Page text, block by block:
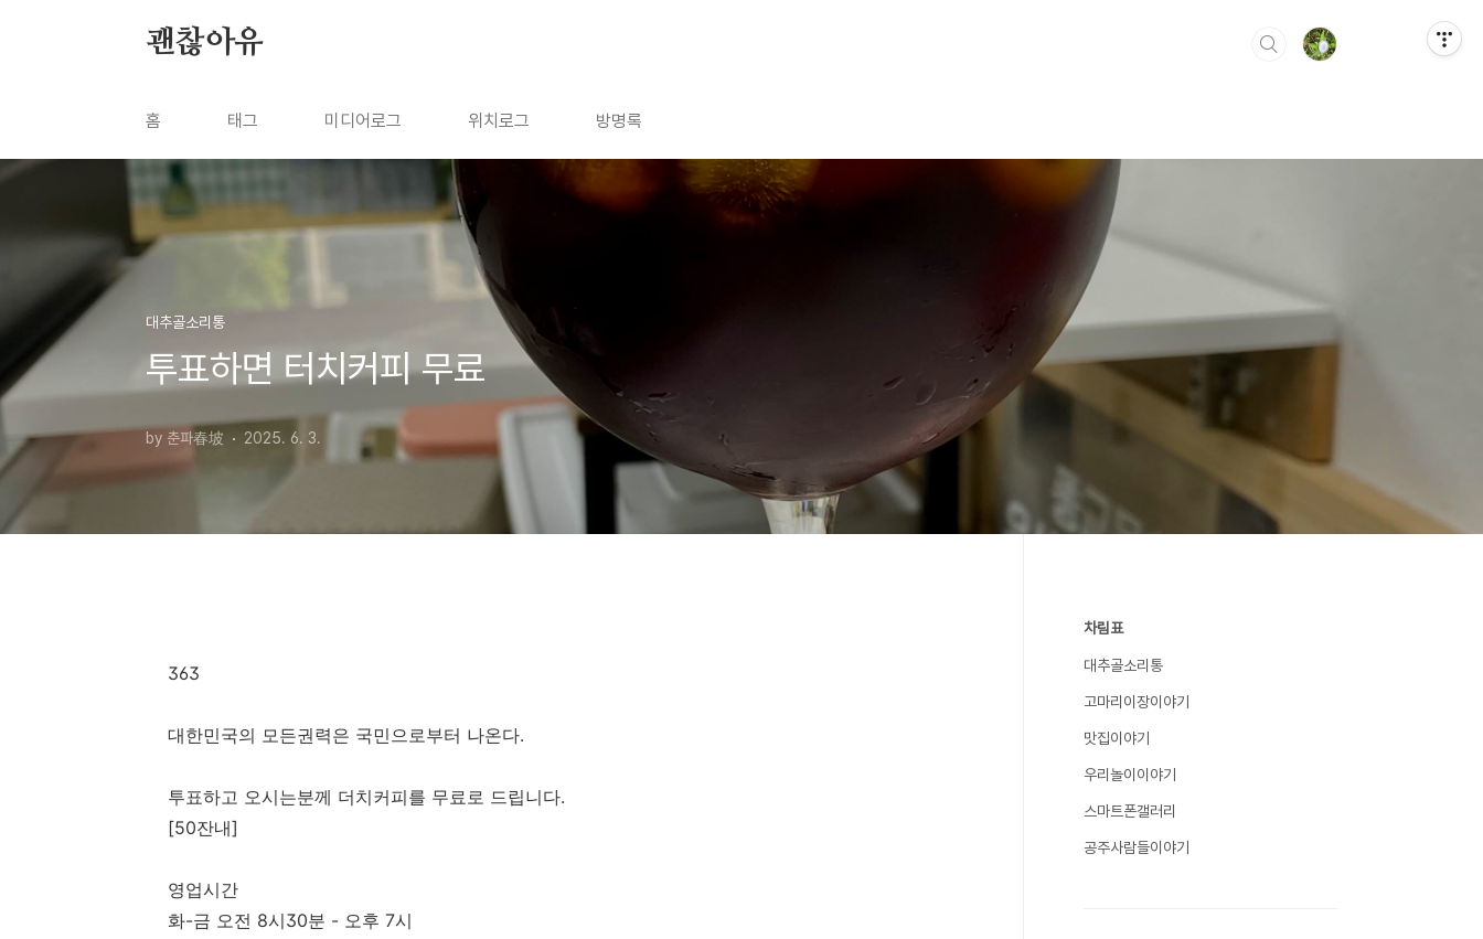
괜찮아유
홈 태그 미디어로그 위치로그 방명록
대추골소리통
투표하면 터치커피 무료
by 춘파春坡 2025. 6. 3.
363
대한민국의 모든권력은 국민으로부터 나온다.
투표하고 오시는분께 더치커피를 무료로 드립니다.
[50잔내]
영업시간
화-금 오전 8시30분 - 오후 7시
차림표
대추골소리통
고마리이장이야기
맛집이야기
우리놀이이야기
스마트폰갤러리
공주사람들이야기